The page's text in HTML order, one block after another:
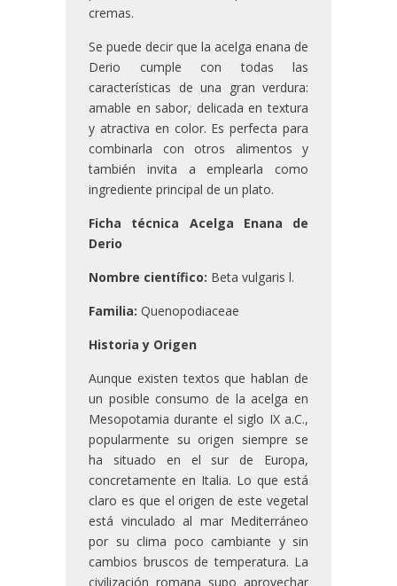
cremas.
Se puede decir que la acelga enana de
Derio cumple con todas las
características de una gran verdura:
amable en sabor, delicada en textura
y atractiva en color. Es perfecta para
combinarla con otros alimentos y
también invita a emplearla como
ingrediente principal de un plato.
Ficha técnica Acelga Enana de
Derio
Nombre científico: Beta vulgaris l.
Familia: Quenopodiaceae
Historia y Origen
Aunque existen textos que hablan de
un posible consumo de la acelga en
Mesopotamia durante el siglo IX a.C.,
popularmente su origen siempre se
ha situado en el sur de Europa,
concretamente en Italia. Lo que está
claro es que el origen de este vegetal
está vinculado al mar Mediterráneo
por su clima poco cambiante y sin
cambios bruscos de temperatura. La
civilización romana supo aprovechar